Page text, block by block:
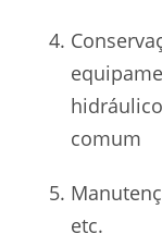
comum
etc.